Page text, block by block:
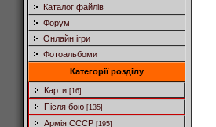
Каталог файлів
Форум
Онлайн ігри
Фотоальбоми
Категорії розділу
Карти [16]
Після бою [135]
Армія СССР [195]